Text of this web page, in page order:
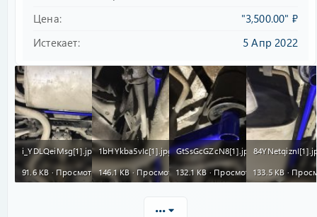
Цена
"3,500.00" ₽
Истекает
5 Апр 2022
i_YDLQeiMsg[1].jpg
91.6 KB · Просмотры: 238
1bHYkba5vIc[1].jpg
146.1 KB · Просмотры: 74
GtSsGcGZcN8[1].jpg
132.1 KB · Просмотры: 73133.5 KB ·
•••